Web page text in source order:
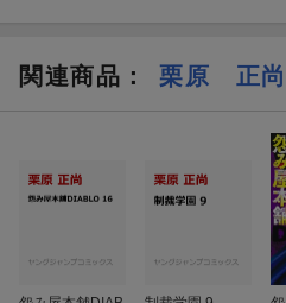
関連商品 ： 栗原 正尚